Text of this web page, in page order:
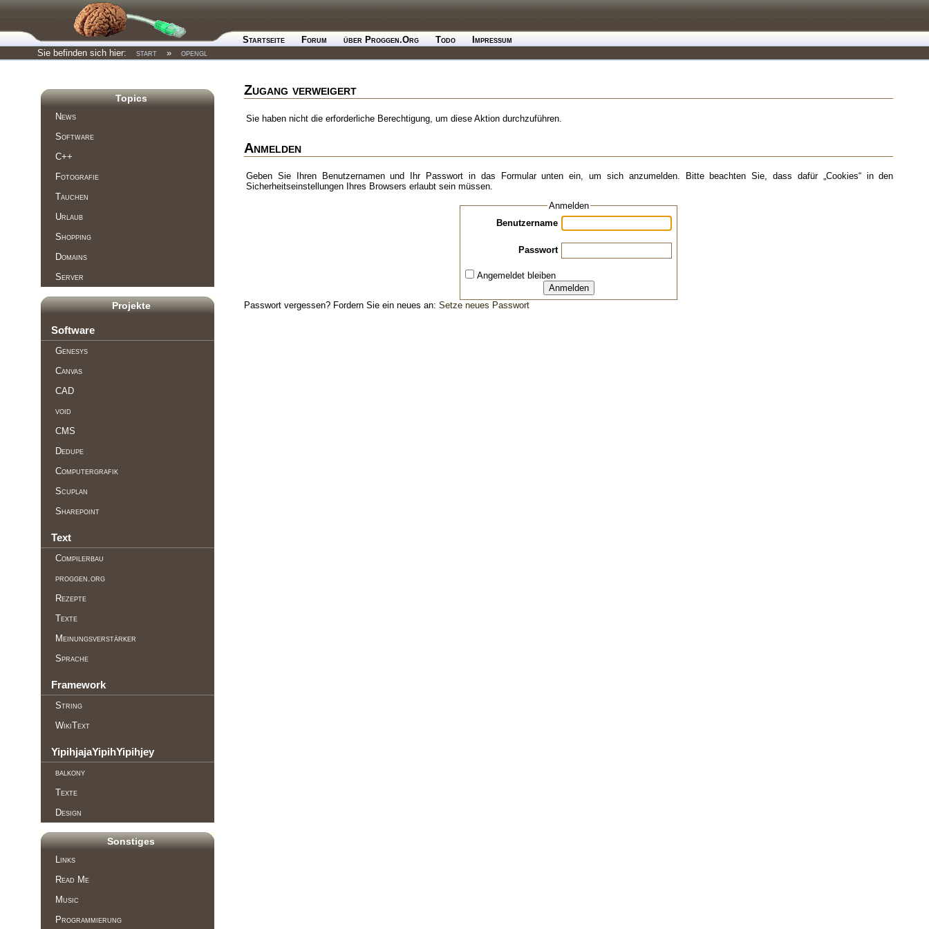
Startseite Forum über Proggen.Org Todo
Impressum
Sie befinden sich hier:
start » opengl
Topics
News
Software
C++
Fotografie
Tauchen
Urlaub
Shopping
Domains
Server
Projekte
Software
Genesys
Canvas
CAD
void
CMS
Dedupe
Computergrafik
Scuplan
Sharepoint
Text
Compilerbau
proggen.org
Rezepte
Texte
Meinungsverstärker
Sprache
Framework
String
WikiText
YipihjajaYipihYipihjey
balkony
Texte
Design
Sonstiges
Links
Read Me
Music
Programmierung
Zugang verweigert
Sie haben nicht die erforderliche Berechtigung, um diese Aktion durchzuführen.
Anmelden
Geben Sie Ihren Benutzernamen und Ihr Passwort in das Formular unten ein, um sich anzumelden. Bitte beachten Sie, dass dafür „Cookies“ in den
Sicherheitseinstellungen Ihres Browsers erlaubt sein müssen.
Anmelden
Benutzername
Passwort
Angemeldet bleiben
Anmelden
Passwort vergessen? Fordern Sie ein neues an: Setze neues Passwort